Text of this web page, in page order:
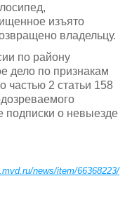
изъято
владельцу.
по району
дело по признакам
частью 2 статьи 158
подписки о невыезде
news/item/66368223/